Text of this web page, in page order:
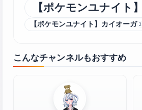
【ポケモンユナイト】
【ポケモンユナイト】カイオーガ 2
こんなチャンネルもおすすめ